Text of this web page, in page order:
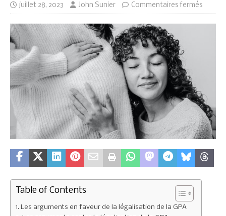
juillet 28, 2023 John Sunier Commentaires fermés
Table of Contents
Les arguments en faveur de la légalisation de la GPA